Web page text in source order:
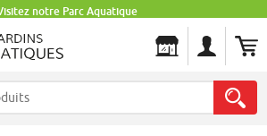
notre Parc Aquatique